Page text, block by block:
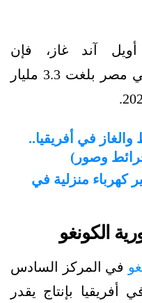
آند غاز، فإن
احتياطيات النفط المؤكدة في مصر بلغت 3.3 مليار
في أفريقيا..
وصور)
كهرباء منزلية في
الكونغو
في المركز السادس
أفريقيا بإنتاج يقدر